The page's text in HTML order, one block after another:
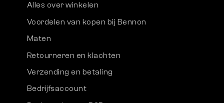
Alles over winkelen
Voordelen van kopen bij Bennon
Maten
Retourneren en klachten
Verzending en betaling
Bedrijfsaccount